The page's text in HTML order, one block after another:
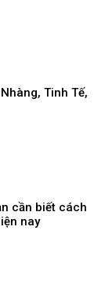
Tinh Tế,
cần biết cách
nay